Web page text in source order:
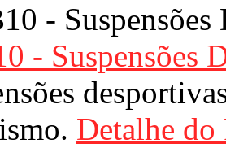
- Suspensões
Detalhe do